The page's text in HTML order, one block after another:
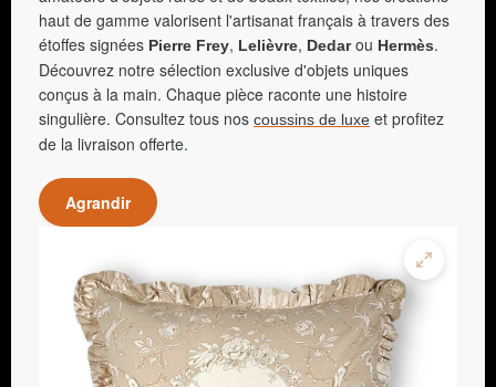
haut de gamme valorisent l'artisanat français à travers des
étoffes signées Pierre Frey, Lelièvre, Dedarou Hermès.
Découvrez notre sélection exclusive d'objets uniques
conçus à la main. Chaque pièce raconte une histoire
singulière. Consultez tous nos coussins de luxe et profitez
de la livraison offerte.
Agrandir